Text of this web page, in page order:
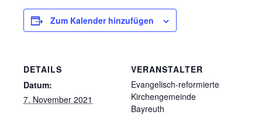
Zum Kalender hinzufügen
DETAILS
Datum:
7. November 2021
VERANSTALTER
Evangelisch-reformierte
Kirchengemeinde
Bayreuth